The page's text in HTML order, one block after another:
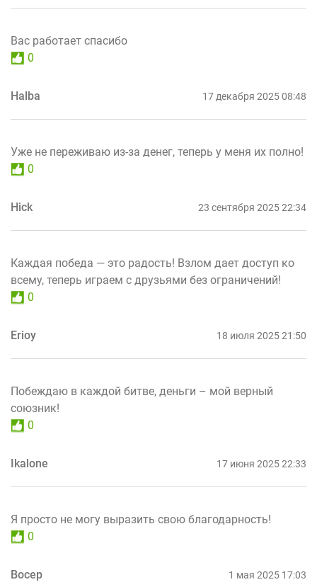
Вас работает спасибо
0
Halba 17 декабря 2025 08:48
Уже не переживаю из-за денег, теперь у меня их полно!
0
Hick 23 сентября 2025 22:34
Каждая победа — это радость! Взлом дает доступ ко
всему, теперь играем с друзьями без ограничений!
0
Erioy 18 июля 2025 21:50
Побеждаю в каждой битве, деньги – мой верный
союзник!
0
Ikalone 17 июня 2025 22:33
Я просто не могу выразить свою благодарность!
0
Восер 1 мая 2025 17:03